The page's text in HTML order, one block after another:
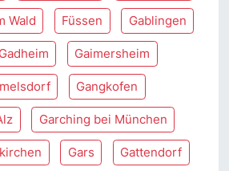
Wald Füssen Gablingen
Gadheim Gaimersheim
Gangkofen
Garching bei München
Gars Gattendorf